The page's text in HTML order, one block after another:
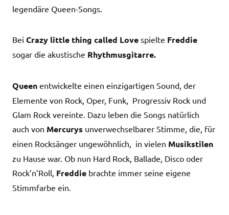
legendäre Queen-Songs.
Bei Crazy little thing called Love spielte Freddie
sogar die akustische Rhythmusgitarre.
Queen entwickelte einen einzigartigen Sound, der
Elemente von Rock, Oper, Funk, Progressiv Rock und
Glam Rock vereinte. Dazu leben die Songs natürlich
auch von Mercurys unverwechselbarer Stimme, die, für
einen Rocksänger ungewöhnlich, in vielen Musikstilen
zu Hause war. Ob nun Hard Rock, Ballade, Disco oder
Rock’n’Roll, Freddie brachte immer seine eigene
Stimmfarbe ein.